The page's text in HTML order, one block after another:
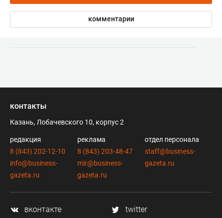
комментарии
контакты
Казань, Лобачевского 10, корпус 2
редакция
8 (843) 202-12-10
info@business-
gazeta.ru
реклама
8 (843) 203-48-47
mir@business-
gazeta.ru
отдел персонала
staff@business-
gazeta.ru
вконтакте
twitter